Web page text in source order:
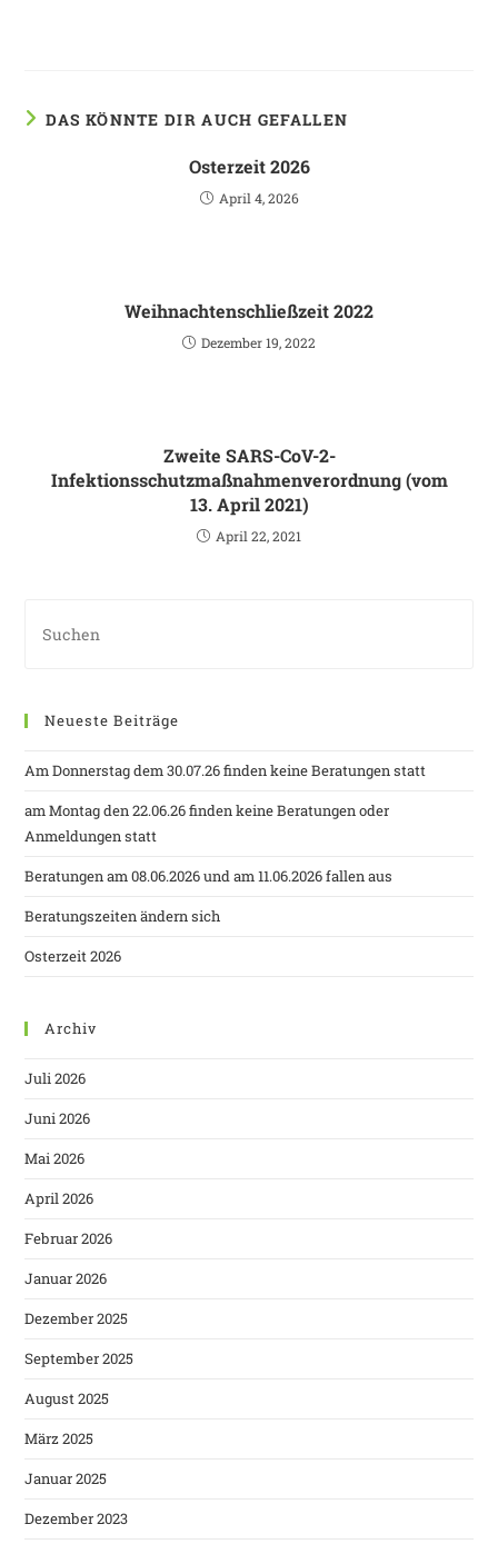
DAS KÖNNTE DIR AUCH GEFALLEN
Osterzeit 2026
April 4, 2026
Weihnachtenschließzeit 2022
Dezember 19, 2022
Zweite SARS-CoV-2-
Infektionsschutzmaßnahmenverordnung (vom
13. April 2021)
April 22, 2021
Neueste Beiträge
Am Donnerstag dem 30.07.26 finden keine Beratungen statt
am Montag den 22.06.26 finden keine Beratungen oder
Anmeldungen statt
Beratungen am 08.06.2026 und am 11.06.2026 fallen aus
Beratungszeiten ändern sich
Osterzeit 2026
Archiv
Juli 2026
Juni 2026
Mai 2026
April 2026
Februar 2026
Januar 2026
Dezember 2025
September 2025
August 2025
März 2025
Januar 2025
Dezember 2023